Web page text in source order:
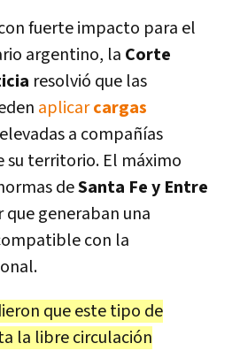
fuerte impacto para el
argentino, la Corte
resolvió que las
aplicarcargas
a compañías
su territorio. El máximo
deSanta Fe y Entre
que generaban una
con la
que este tipo de
la libre circulación